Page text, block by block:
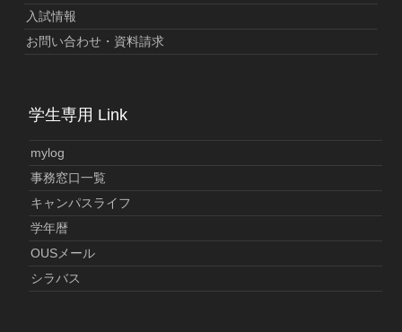
入試情報
お問い合わせ・資料請求
学生専用 Link
mylog
事務窓口一覧
キャンパスライフ
学年暦
OUSメール
シラバス